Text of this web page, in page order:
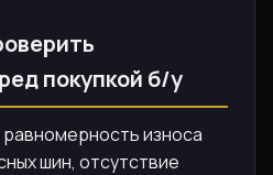
покупкой б/у
износа
шин, отсутствие